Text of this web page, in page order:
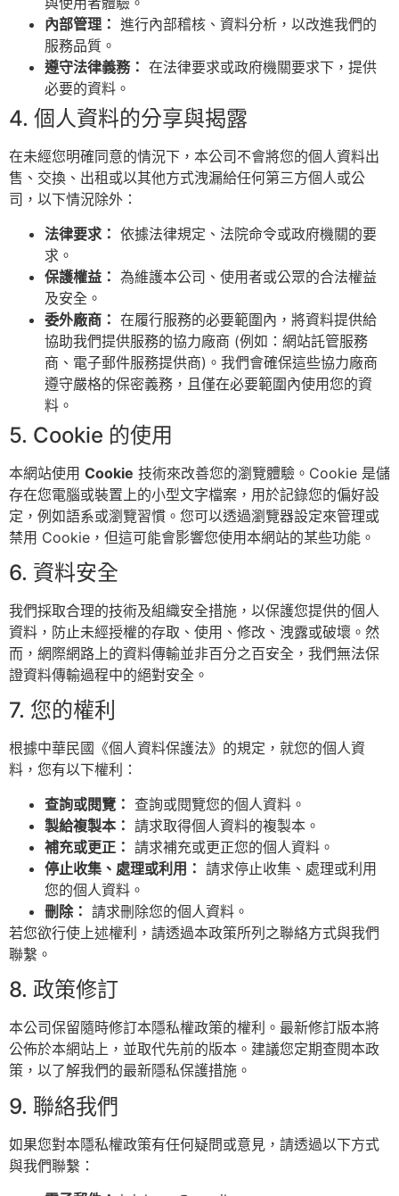
內部管理： 進行內部稽核、資料分析，以改進我們的
服務品質。
遵守法律義務： 在法律要求或政府機關要求下，提供
必要的資料。
4. 個人資料的分享與揭露
在未經您明確同意的情況下，本公司不會將您的個人資料出
售、交換、出租或以其他方式洩漏給任何第三方個人或公
司，以下情況除外：
法律要求： 依據法律規定、法院命令或政府機關的要
求。
保護權益： 為維護本公司、使用者或公眾的合法權益
及安全。
委外廠商： 在履行服務的必要範圍內，將資料提供給
協助我們提供服務的協力廠商 (例如：網站託管服務
商、電子郵件服務提供商)。我們會確保這些協力廠商
遵守嚴格的保密義務，且僅在必要範圍內使用您的資
料。
5. Cookie 的使用
本網站使用 Cookie 技術來改善您的瀏覽體驗。Cookie 是儲
存在您電腦或裝置上的小型文字檔案，用於記錄您的偏好設
定，例如語系或瀏覽習慣。您可以透過瀏覽器設定來管理或
禁用 Cookie，但這可能會影響您使用本網站的某些功能。
6. 資料安全
我們採取合理的技術及組織安全措施，以保護您提供的個人
資料，防止未經授權的存取、使用、修改、洩露或破壞。然
而，網際網路上的資料傳輸並非百分之百安全，我們無法保
證資料傳輸過程中的絕對安全。
7. 您的權利
根據中華民國《個人資料保護法》的規定，就您的個人資
料，您有以下權利：
查詢或閱覽： 查詢或閱覽您的個人資料。
製給複製本： 請求取得個人資料的複製本。
補充或更正： 請求補充或更正您的個人資料。
停止收集、處理或利用： 請求停止收集、處理或利用
您的個人資料。
刪除： 請求刪除您的個人資料。
若您欲行使上述權利，請透過本政策所列之聯絡方式與我們
聯繫。
8. 政策修訂
本公司保留隨時修訂本隱私權政策的權利。最新修訂版本將
公佈於本網站上，並取代先前的版本。建議您定期查閱本政
策，以了解我們的最新隱私保護措施。
9. 聯絡我們
如果您對本隱私權政策有任何疑問或意見，請透過以下方式
與我們聯繫：